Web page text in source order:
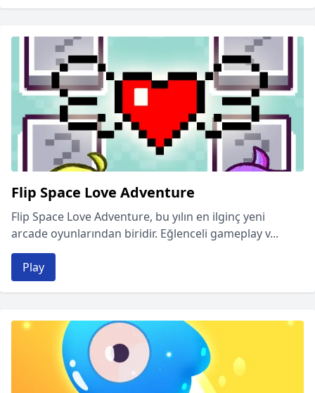
Flip Space Love Adventure
Flip Space Love Adventure, bu yılın en ilginç yeni
arcade oyunlarından biridir. Eğlenceli gameplay v...
Play